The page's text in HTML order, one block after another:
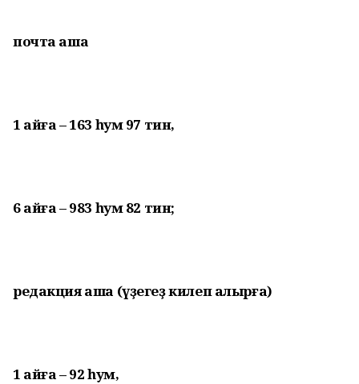
почта аша
1 айға – 163 һум 97 тин,
6 айға – 983 һум 82 тин;
редакция аша (үҙегеҙ килеп алырға)
1 айға – 92 һум,